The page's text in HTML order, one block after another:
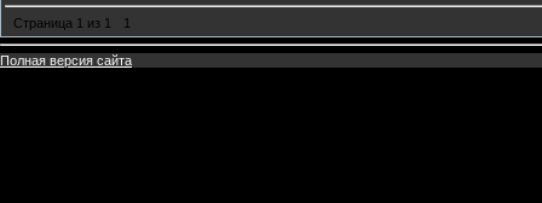
Страница 1 из 1 1
Полная версия сайта